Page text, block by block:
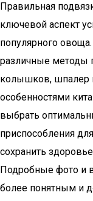
Правильная
ключевой аспект
популярного
различные методы
колышков, шпалер
особенностями
выбрать
приспособления
сохранить
Подробные фото и
более понятным и